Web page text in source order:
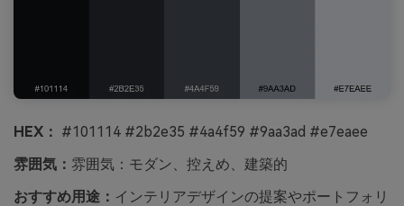
HEX： #101114 #2b2e35 #4a4f59 #9aa3ad #e7eaee
雰囲気： 雰囲気：モダン、控えめ、建築的
おすすめ用途： インテリアデザインの提案やポートフォリ